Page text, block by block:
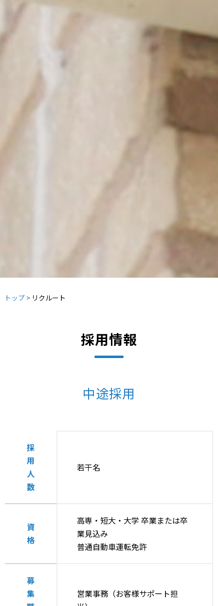
トップ リクルート
採用情報
中途採用
採
用
人
数
若干名
資
格
高専・短大・大学 卒業または卒
業見込み
普通自動車運転免許
募
集
営業事務（お客様サポート担